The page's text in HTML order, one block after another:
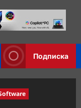
Подписка